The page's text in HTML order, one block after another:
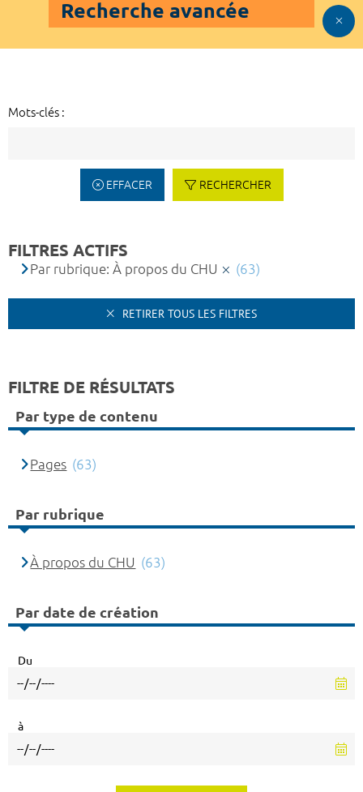
Recherche avancée
Mots-clés :
EFFACER RECHERCHER
FILTRES ACTIFS
Par rubrique: À propos du CHU (63)
RETIRER TOUS LES FILTRES
FILTRE DE RÉSULTATS
Par type de contenu
Pages (63)
Par rubrique
À propos du CHU (63)
Par date de création
Du
à